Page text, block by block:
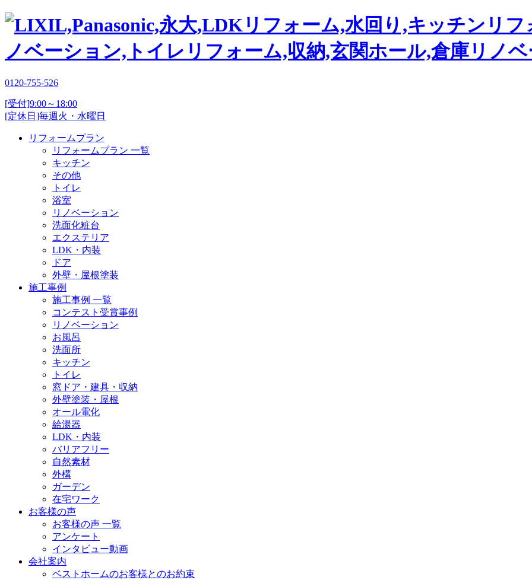
0120-755-526
[受付]9:00～18:00
[定休日]毎週火・水曜日
リフォームプラン
リフォームプラン 一覧
キッチン
その他
トイレ
浴室
リノベーション
洗面化粧台
エクステリア
LDK・内装
ドア
外壁・屋根塗装
施工事例
施工事例 一覧
コンテスト受賞事例
リノベーション
お風呂
洗面所
キッチン
トイレ
窓ドア・建具・収納
外壁塗装・屋根
オール電化
給湯器
LDK・内装
バリアフリー
自然素材
外構
ガーデン
在宅ワーク
お客様の声
お客様の声 一覧
アンケート
インタビュー動画
会社案内
ベストホームのお客様とのお約束